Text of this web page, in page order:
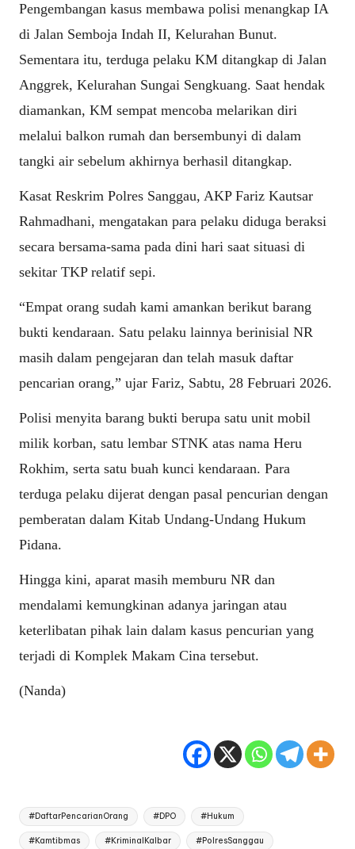
Pengembangan kasus membawa polisi menangkap IA
di Jalan Semboja Indah II, Kelurahan Bunut.
Sementara itu, terduga pelaku KM ditangkap di Jalan
Anggrek, Kelurahan Sungai Sengkuang. Saat hendak
diamankan, KM sempat mencoba melarikan diri
melalui balkon rumah dan bersembunyi di dalam
tangki air sebelum akhirnya berhasil ditangkap.
Kasat Reskrim Polres Sanggau, AKP Fariz Kautsar
Rahmadhani, mengatakan para pelaku diduga beraksi
secara bersama-sama pada dini hari saat situasi di
sekitar TKP relatif sepi.
“Empat orang sudah kami amankan berikut barang
bukti kendaraan. Satu pelaku lainnya berinisial NR
masih dalam pengejaran dan telah masuk daftar
pencarian orang,” ujar Fariz, Sabtu, 28 Februari 2026.
Polisi menyita barang bukti berupa satu unit mobil
milik korban, satu lembar STNK atas nama Heru
Rokhim, serta satu buah kunci kendaraan. Para
terduga pelaku dijerat dengan pasal pencurian dengan
pemberatan dalam Kitab Undang-Undang Hukum
Pidana.
Hingga kini, aparat masih memburu NR dan
mendalami kemungkinan adanya jaringan atau
keterlibatan pihak lain dalam kasus pencurian yang
terjadi di Komplek Makam Cina tersebut.
(Nanda)
Tags:
#DaftarPencarianOrang #DPO #Hukum
#Kamtibmas #KriminalKalbar #PolresSanggau